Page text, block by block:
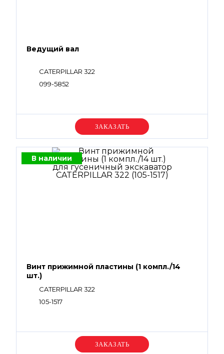
Ведущий вал
CATERPILLAR 322
099-5852
Уточняйте цену
В наличии
Винт прижимной пластины (1 компл./14
шт.)
CATERPILLAR 322
105-1517
Уточняйте цену